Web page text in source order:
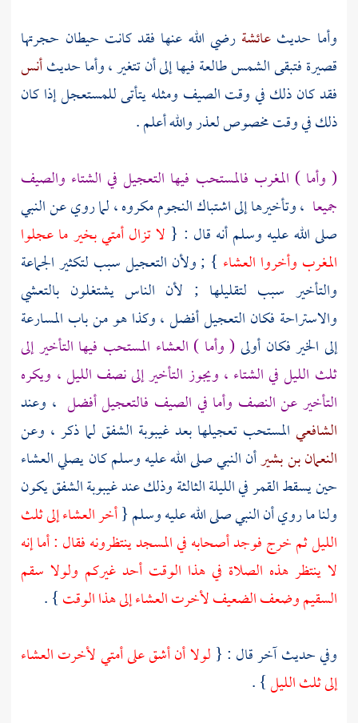
وأما حديث عائشةرضي الله عنها فقد كانت حيطان حجرتها
قصيرة فتبقى الشمس طالعة فيها إلى أن تتغير ، وأما حديثأنس
فقد كان ذلك في وقت الصيف ومثله يتأتى للمستعجل إذا كان
ذلك في وقت مخصوص لعذر والله أعلم .
( وأما ) المغرب فالمستحب فيها التعجيل في الشتاء والصيف
جميعا ، وتأخيرها إلى اشتباك النجوم مكروه ، لما روي عن النبي
صلى الله عليه وسلم أنه قال : { لا تزال أمتي بخير ما عجلوا
المغرب وأخروا العشاء } ; ولأن التعجيل سبب لتكثير الجماعة
والتأخير سبب لتقليلها ; لأن الناس يشتغلون بالتعشي
والاستراحة فكان التعجيل أفضل ، وكذا هو من باب المسارعة
إلى الخير فكان أولى ( وأما ) العشاء المستحب فيها التأخير إلى
ثلث الليل في الشتاء ، ويجوز التأخير إلى نصف الليل ، ويكره
التأخير عن النصف وأما في الصيف فالتعجيل أفضل ، وعند
الشافعي المستحب تعجيلها بعد غيبوبة الشفق لما ذكر ، وعن
النعمان بن بشيرأن النبي صلى الله عليه وسلم كان يصلي العشاء
حين يسقط القمر في الليلة الثالثة وذلك عند غيبوبة الشفق يكون
ولنا ما روي أن النبي صلى الله عليه وسلم {أخر العشاء إلى ثلث
الليل ثم خرج فوجد أصحابه في المسجد ينتظرونه فقال : أما إنه
لا ينتظر هذه الصلاة في هذا الوقت أحد غيركم ولولا سقم
السقيم وضعف الضعيف لأخرت العشاء إلى هذا الوقت} .
وفي حديث آخر قال : { لولا أن أشق على أمتي لأخرت العشاء
إلى ثلث الليل} .